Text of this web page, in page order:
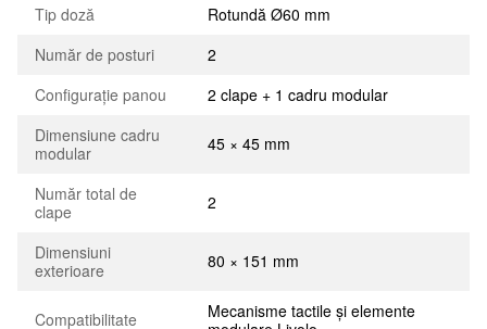
Tip doză
Rotundă Ø60 mm
Număr de posturi
2
Configurație panou
2 clape + 1 cadru modular
Dimensiune cadru
modular
45 × 45 mm
Număr total de
clape
2
Dimensiuni
exterioare
80 × 151 mm
Compatibilitate
Mecanisme tactile și elemente